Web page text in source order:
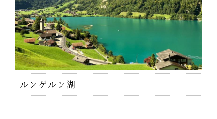
ルンゲルン湖